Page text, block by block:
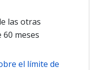
las otras
60 meses
el límite de